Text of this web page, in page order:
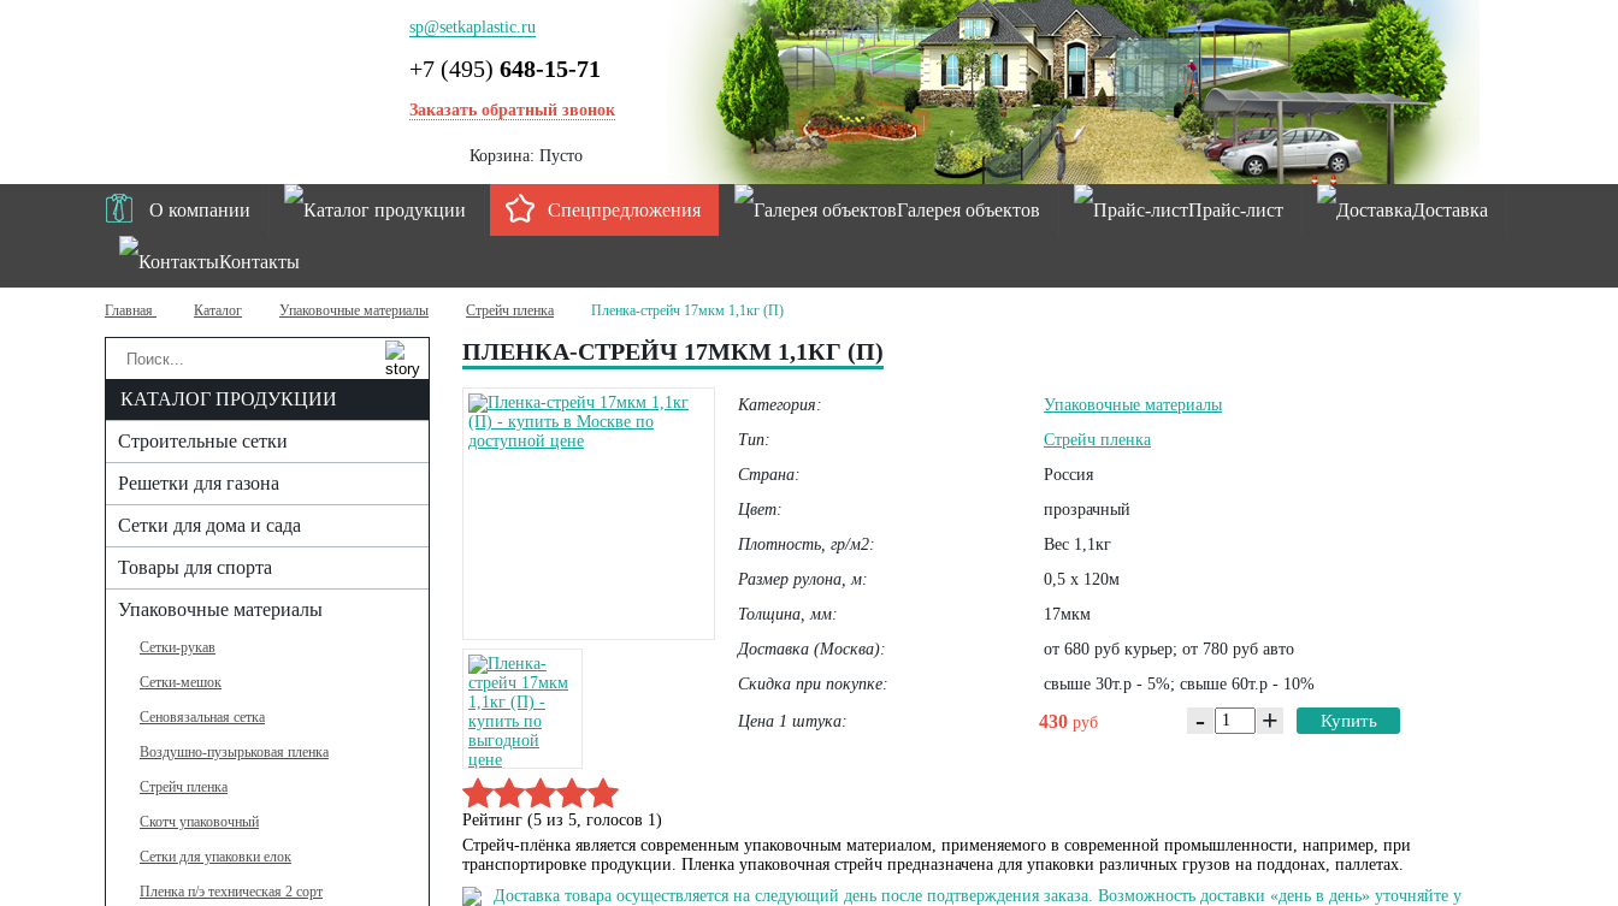
sp@setkaplastic.ru
+7 (495) 648-15-71
Заказать обратный звонок
Корзина: Пусто
О компании Каталог продукции Спецпредложения Галерея объектов Прайс-лист Доставка
Контакты
Главная Каталог Упаковочные материалы Стрейч пленка Пленка-стрейч 17мкм 1,1кг (П)
ПЛЕНКА-СТРЕЙЧ 17МКМ 1,1КГ (П)
КАТАЛОГ ПРОДУКЦИИ
Строительные сетки
Решетки для газона
Сетки для дома и сада
Товары для спорта
Упаковочные материалы
Сетки-рукав
Сетки-мешок
Сеновязальная сетка
Воздушно-пузырьковая пленка
Стрейч пленка
Скотч упаковочный
Сетки для упаковки елок
Пленка п/э техническая 2 сорт
Рейтинг (5 из 5, голосов 1)
Категория:
Упаковочные материалы
Тип:
Стрейч пленка
Страна:
Россия
Цвет:
прозрачный
Плотность, гр/м2:
Вес 1,1кг
Размер рулона, м:
0,5 х 120м
Толщина, мм:
17мкм
Доставка (Москва):
от 680 руб курьер; от 780 руб авто
Скидка при покупке:
свыше 30т.р - 5%; свыше 60т.р - 10%
Цена 1 штука: 430 руб - + Купить
Стрейч-плёнка является современным упаковочным материалом, применяемого в современной промышленности, например, при
транспортировке продукции. Пленка упаковочная стрейч предназначена для упаковки различных грузов на поддонах, паллетах.
Доставка товара осуществляется на следующий день после подтверждения заказа. Возможность доставки «день в день» уточняйте у